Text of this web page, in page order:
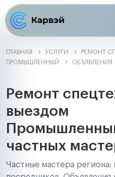
ГЛАВНАЯ УСЛУГИ
РЕМОНТ
ПРОМЫШЛЕННЫЙ
ОБЪЯВЛЕНИЯ
Ремонт
выездом
частных
Частные мастера региона: